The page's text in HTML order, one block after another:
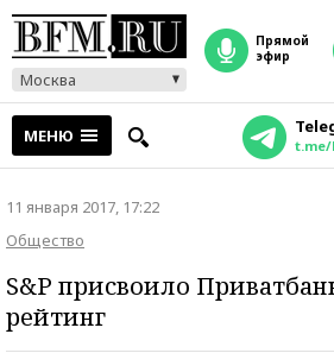
Москва
прямой
эфир
МЕНЮ t.me/
11 января 2017, 17:22
Общество
S&P присвоило
рейтинг